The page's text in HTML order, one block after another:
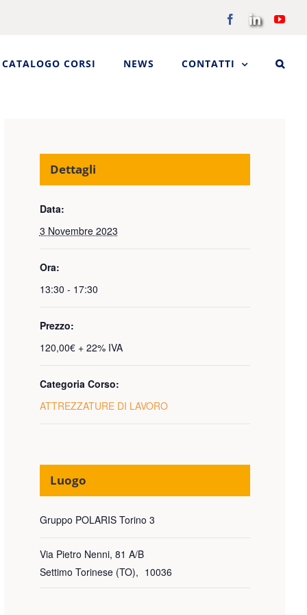
FacebookLinkedIn
CATALOGO CORSI NEWS CONTATTI
Dettagli
Data:
3 Novembre 2023
Ora:
13:30 - 17:30
Prezzo:
120,00€ + 22% IVA
Categoria Corso:
ATTREZZATURE DI LAVORO
Luogo
Gruppo POLARIS Torino 3
Via Pietro Nenni, 81 A/B
Settimo Torinese (TO), 10036